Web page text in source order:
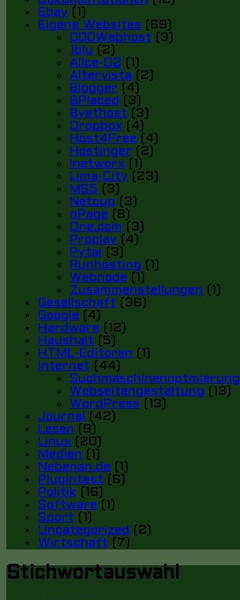
Ebay (1)
Eigene Websites (69)
000Webhost (3)
1blu (2)
Alice-O2 (1)
Altervista (2)
Blogger (4)
BPlaced
(3)
Byethost (3)
Dropbox (4)
Host4Free (4)
Hostinger (2)
Inetworx (1)
Lima-City (23)
MS5 (3)
Netcup (3)
nPage (8)
One.com (3)
Proplay (4)
Pytal
(3)
Runhosting (1)
Webnode (1)
Zusammenstellungen (1)
Gesellschaft (36)
Google (4)
Hardware (12)
Haushalt (5)
HTML-Editoren (1)
Internet (44)
Suchmaschinenoptmierung
Webseitengestaltung (13)
WordPress (13)
Journal
(42)
Lesen (9)
Linux (20)
Medien (1)
Nebenan.de (1)
Plugintest (6)
Politik (16)
Software (1)
Sport (1)
Uncategorized
(2)
Wirtschaft (7)
Stichwortauswahl